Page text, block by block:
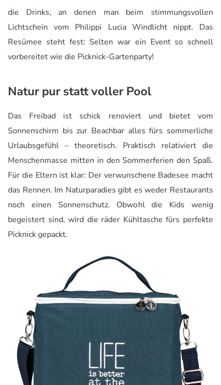
die Drinks, an denen man beim stimmungsvollen
Lichtschein vom Philippi Lucia Windlicht nippt. Das
Resümee steht fest: Selten war ein Event so schnell
vorbereitet wie die Picknick-Gartenparty!
Natur pur statt voller Pool
Das Freibad ist schick renoviert und bietet vom
Sonnenschirm bis zur Beachbar alles fürs sommerliche
Urlaubsgefühl – theoretisch. Praktisch relativiert die
Menschenmasse mitten in den Sommerferien den Spaß.
Für die Eltern ist klar: Der verwunschene Badesee macht
das Rennen. Im Naturparadies gibt es weder Restaurants
noch einen Sonnenschutz. Obwohl die Kids wenig
begeistert sind, wird die räder Kühltasche fürs perfekte
Picknick gepackt.